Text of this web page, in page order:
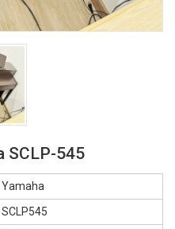
SCLP-545
Yamaha
SCLP545